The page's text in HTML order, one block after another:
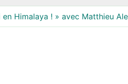
en Himalaya ! » avec Matthieu